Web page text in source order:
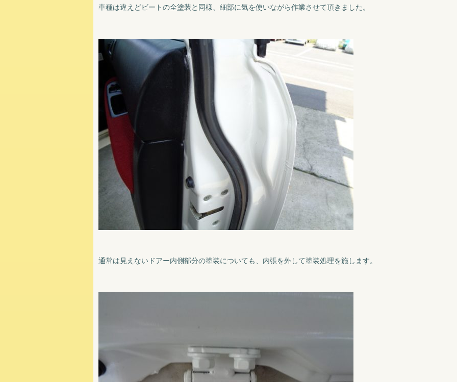
車種は違えどビートの全塗装と同様、細部に気を使いながら作業させて頂きました。
通常は見えないドアー内側部分の塗装についても、内張を外して塗装処理を施します。